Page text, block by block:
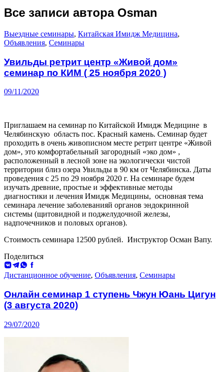
Все записи автора Osman
Выездные семинары, Китайская Имидж Медицина,
Объявления, Семинары
Увильды ретрит центр «Живой дом»
семинар по КИМ ( 25 ноября 2020 )
09/11/2020
Приглашаем на семинар по Китайской Имидж Медицине в
Челябинскую область пос. Красный камень. Семинар будет
проходить в очень живописном месте ретрит центре «Живой
дом», это комфортабельный загородный «эко дом» ,
расположенный в лесной зоне на экологически чистой
территории близ озера Увильды в 90 км от Челябинска. Даты
проведения с 25 по 29 ноября 2020 г. На семинаре будем
изучать древние, простые и эффективные методы
диагностики и лечения Имидж Медицины, основная тема
семинара лечение заболеванияй органов эндокринной
системы (щитовидной и поджелудочной железы,
надпочечников и половых органов).
Стоимость семинара 12500 рублей. Инструктор Осман Вапу.
Поделиться
ВКонтакте
Telegram
WhatsApp
Facebook
Дистанционное обучение, Объявления, Семинары
Онлайн семинар 1 ступень Чжун Юань Цигун
(3 августа 2020)
29/07/2020